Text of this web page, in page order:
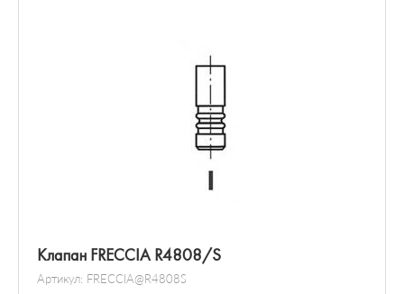
Клапан FRECCIA R4808/S
Артикул: FRECCIA@R4808S